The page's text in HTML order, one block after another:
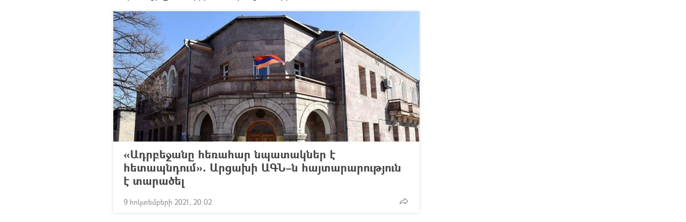
«Ադրբեջանը հեռահար նպատակներ է
հետապնդում». Արցախի ԱԳՆ–ն հայտարարություն
է տարածել
9 հոկտեմբերի 2021, 20:02